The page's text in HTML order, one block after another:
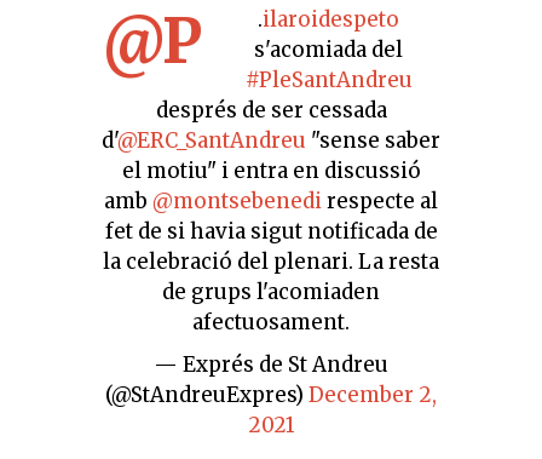
.
@P
ilaroidespeto
s'acomiada del
#PleSantAndreu
després de ser cessada
d'@ERC_SantAndreu "sense saber
el motiu" i entra en discussió
amb @montsebenedirespecte al
fet de si havia sigut notificada de
la celebració del plenari. La resta
de grups l'acomiaden
afectuosament.
— Exprés de St Andreu
(@StAndreuExpres) December 2,
2021